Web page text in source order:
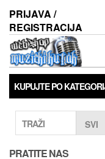
sadržaj
PRIJAVA /
REGISTRACIJA
KUPUJTE PO
TRAŽI
PRATITE NAS